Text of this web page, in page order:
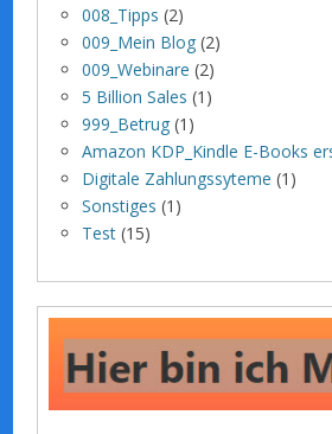
008_Tipps (2)
009_Mein Blog (2)
009_Webinare (2)
5 Billion Sales (1)
999_Betrug (1)
Amazon KDP_Kindle E-Books
Digitale Zahlungssyteme (1)
Sonstiges (1)
Test (15)